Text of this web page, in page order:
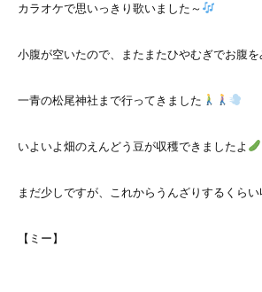
カラオケで思いっきり歌いました～
小腹が空いたので、またまたひやむぎでお腹を
一青の松尾神社まで行ってきました
いよいよ畑のえんどう豆が収穫できましたよ
まだ少しですが、これからうんざりするくら
【ミー】